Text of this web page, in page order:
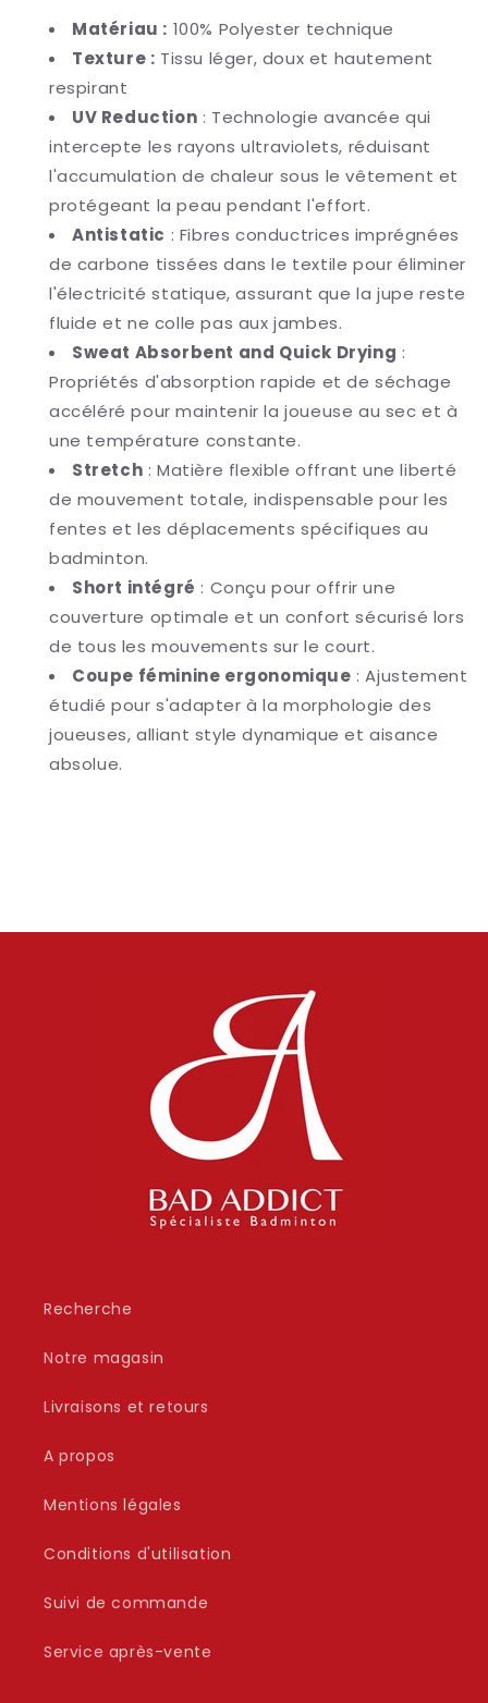
Matériau : 100% Polyester technique
Texture : Tissu léger, doux et hautement
respirant
UV Reduction : Technologie avancée qui
intercepte les rayons ultraviolets, réduisant
l'accumulation de chaleur sous le vêtement et
protégeant la peau pendant l'effort.
Antistatic : Fibres conductrices imprégnées
de carbone tissées dans le textile pour éliminer
l'électricité statique, assurant que la jupe reste
fluide et ne colle pas aux jambes.
Sweat Absorbent and Quick Drying :
Propriétés d'absorption rapide et de séchage
accéléré pour maintenir la joueuse au sec et à
une température constante.
Stretch : Matière flexible offrant une liberté
de mouvement totale, indispensable pour les
fentes et les déplacements spécifiques au
badminton.
Short intégré : Conçu pour offrir une
couverture optimale et un confort sécurisé lors
de tous les mouvements sur le court.
Coupe féminine ergonomique : Ajustement
étudié pour s'adapter à la morphologie des
joueuses, alliant style dynamique et aisance
absolue.
Recherche
Notre magasin
Livraisons et retours
A propos
Mentions légales
Conditions d'utilisation
Suivi de commande
Service après-vente